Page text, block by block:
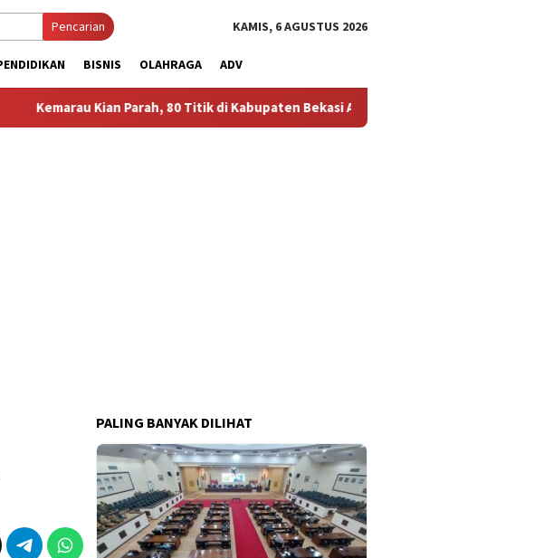
Pencarian KAMIS, 6 AGUSTUS 2026
BISNIS OLAHRAGA ADV
Parah, 80 Titik di Kabupaten Bekasi Alami Krisis Air Bersih
PALING BANYAK DILIHAT